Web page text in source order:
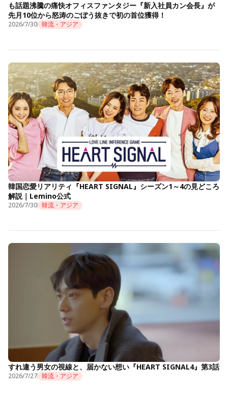
も話題沸騰の痛快オフィスファンタジー『新入社員カン会長』が
先月10位から怒涛のごぼう抜きで初の首位獲得！
2026/7/30 韓流・アジア
韓国恋愛リアリティ『HEART SIGNAL』シーズン1～4の見どころ
解説｜Lemino公式
2026/7/30 韓流・アジア
すれ違う男女の視線と、届かない想い『HEART SIGNAL4』第3話
2026/7/27 韓流・アジア